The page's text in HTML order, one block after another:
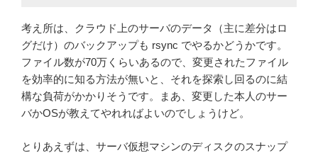
考え所は、クラウド上のサーバのデータ（主に差分はロ
グだけ）のバックアップも rsync でやるかどうかです。
ファイル数が70万くらいあるので、変更されたファイル
を効率的に知る方法が無いと、それを探索し回るのに結
構な負荷がかかりそうです。まあ、変更した本人のサー
バかOSが教えてやれればよいのでしょうけど。
とりあえずは、サーバ仮想マシンのディスクのスナップ